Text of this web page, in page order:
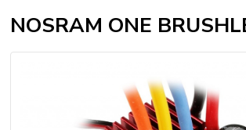
NOSRAM ONE